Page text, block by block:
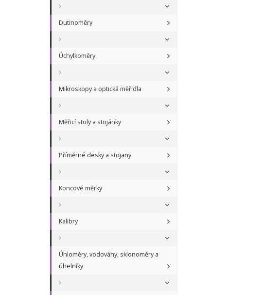
Dutinoměry
Úchylkoměry
Mikroskopy a optická měřidla
Měřicí stoly a stojánky
Příměrné desky a stojany
Koncové měrky
Kalibry
Úhloměry, vodováhy, sklonoměry a
úhelníky